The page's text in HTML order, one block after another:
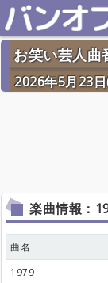
お笑い芸人曲
2026年5月23
楽曲情報：
曲名
1979